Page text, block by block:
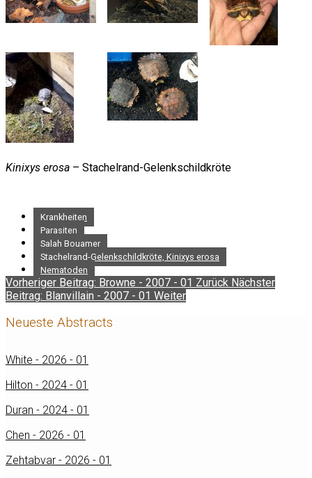
Kinixys erosa – Stachelrand-Gelenkschildkröte
Krankheiten
Parasiten
Salah Bouamer
Stachelrand-Gelenkschildkröte, Kinixys erosa
Nematoden
Vorheriger Beitrag: Browne - 2007 - 01 Zurück Nächster
Beitrag: Blanvillain - 2007 - 01 Weiter
Neueste Abstracts
White - 2026 - 01
Hilton - 2024 - 01
Duran - 2024 - 01
Chen - 2026 - 01
Zehtabvar - 2026 - 01